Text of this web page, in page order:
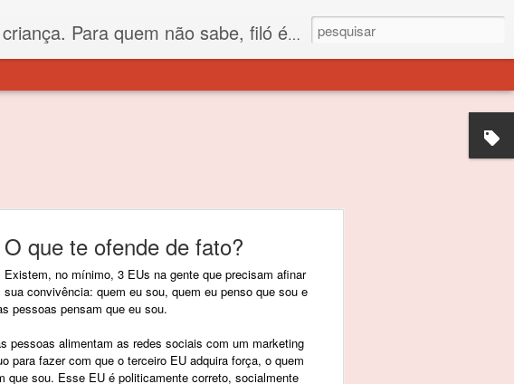
soprado para dentro, nunca vai se encher. Aí está o propósito deste nome... Para viver em sociedade tem que ter saco de filó.
O que te ofende de fato?
Existem, no mínimo, 3 EUs na gente que precisam afinar
sua convivência: quem eu sou, quem eu penso que sou e
pessoas pensam que eu sou.
pessoas alimentam as redes sociais com um marketing
para fazer com que o terceiro EU adquira força, o quem
que sou. Esse EU é politicamente correto, socialmente